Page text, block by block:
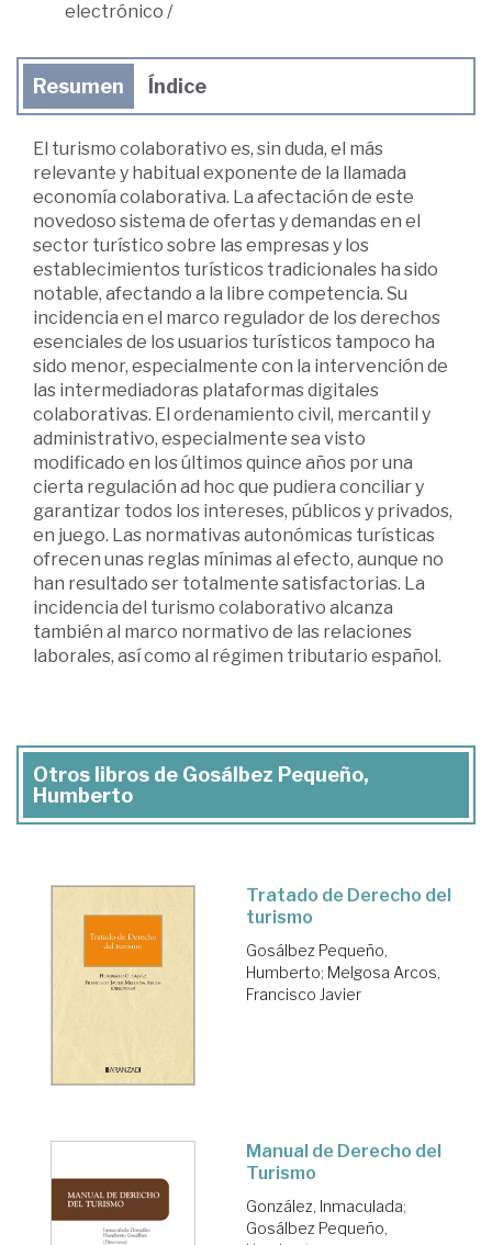
electrónico /
Resumen Índice
El turismo colaborativo es, sin duda, el más
relevante y habitual exponente de la llamada
economía colaborativa. La afectación de este
novedoso sistema de ofertas y demandas en el
sector turístico sobre las empresas y los
establecimientos turísticos tradicionales ha sido
notable, afectando a la libre competencia. Su
incidencia en el marco regulador de los derechos
esenciales de los usuarios turísticos tampoco ha
sido menor, especialmente con la intervención de
las intermediadoras plataformas digitales
colaborativas. El ordenamiento civil, mercantil y
administrativo, especialmente sea visto
modificado en los últimos quince años por una
cierta regulación ad hoc que pudiera conciliar y
garantizar todos los intereses, públicos y privados,
en juego. Las normativas autonómicas turísticas
ofrecen unas reglas mínimas al efecto, aunque no
han resultado ser totalmente satisfactorias. La
incidencia del turismo colaborativo alcanza
también al marco normativo de las relaciones
laborales, así como al régimen tributario español.
Otros libros de Gosálbez Pequeño,
Humberto
Tratado de Derecho del
turismo
Gosálbez Pequeño,
Humberto; Melgosa Arcos,
Francisco Javier
Manual de Derecho del
Turismo
González, Inmaculada;
Gosálbez Pequeño,